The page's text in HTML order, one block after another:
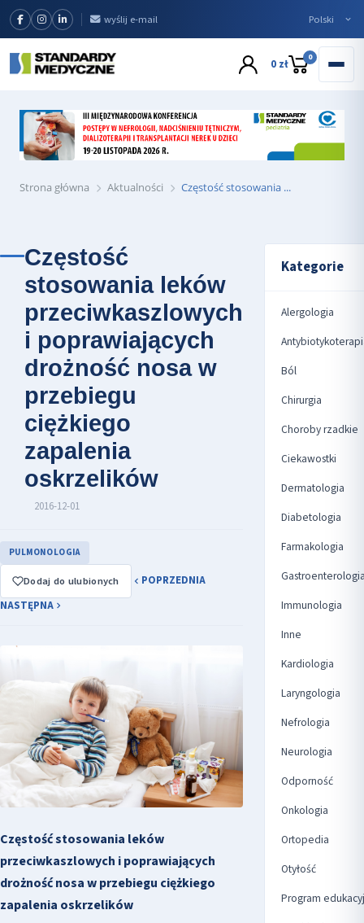
wyślij e-mail
0 zł 0
Strona główna Aktualności Częstość stosowania ...
Częstość
stosowania leków
przeciwkaszlowych
i poprawiających
drożność nosa w
przebiegu
ciężkiego
zapalenia
oskrzelików
2016-12-01
PULMONOLOGIA
Dodaj do ulubionych
POPRZEDNIA
NASTĘPNA
Częstość stosowania leków
przeciwkaszlowych i poprawiających
drożność nosa w przebiegu ciężkiego
zapalenia oskrzelików
Kategorie
Alergologia
Ból
Chirurgia
Choroby rzadkie
Ciekawostki
Dermatologia
Diabetologia
Farmakologia
Immunologia
Inne
Kardiologia
Laryngologia
Nefrologia
Neurologia
Odporność
Onkologia
Ortopedia
Otyłość
Program